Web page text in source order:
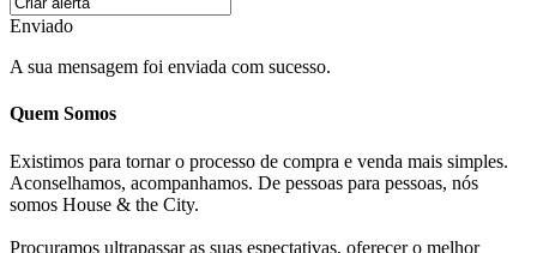
Enviado
A sua mensagem foi enviada com sucesso.
Quem Somos
Existimos para tornar o processo de compra e venda mais simples.
Aconselhamos, acompanhamos. De pessoas para pessoas, nós
somos House & the City.
Procuramos ultrapassar as suas espectativas, oferecer o melhor